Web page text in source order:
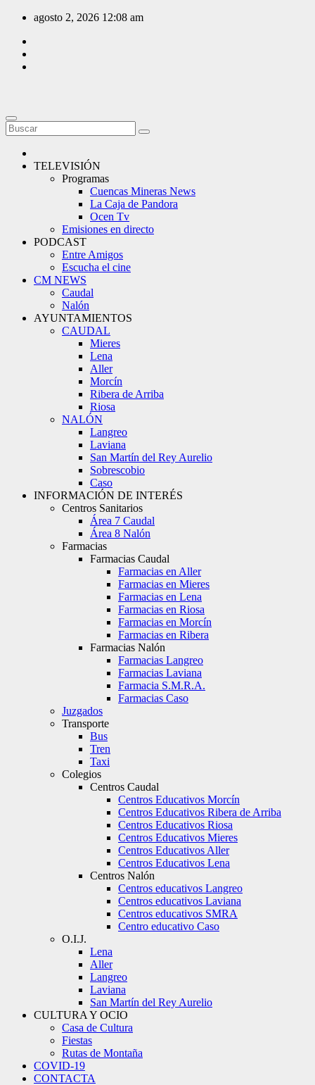
Saltar
contenido
agosto 2, 2026 12:08 am
TELEVISIÓN
Programas
Cuencas Mineras News
La Caja de Pandora
Ocen Tv
Emisiones en directo
PODCAST
Entre Amigos
Escucha el cine
CM NEWS
Caudal
Nalón
AYUNTAMIENTOS
CAUDAL
Mieres
Lena
Aller
Morcín
Ribera de Arriba
Riosa
NALÓN
Langreo
Laviana
San Martín del Rey Aurelio
Sobrescobio
Caso
INFORMACIÓN DE INTERÉS
Centros Sanitarios
Área 7 Caudal
Área 8 Nalón
Farmacias
Farmacias Caudal
Farmacias en Aller
Farmacias en Mieres
Farmacias en Lena
Farmacias en Riosa
Farmacias en Morcín
Farmacias en Ribera
Farmacias Nalón
Farmacias Langreo
Farmacias Laviana
Farmacia S.M.R.A.
Farmacias Caso
Juzgados
Transporte
Bus
Tren
Taxi
Colegios
Centros Caudal
Centros Educativos Morcín
Centros Educativos Ribera de Arriba
Centros Educativos Riosa
Centros Educativos Mieres
Centros Educativos Aller
Centros Educativos Lena
Centros Nalón
Centros educativos Langreo
Centros educativos Laviana
Centros educativos SMRA
Centro educativo Caso
O.I.J.
Lena
Aller
Langreo
Laviana
San Martín del Rey Aurelio
CULTURA Y OCIO
Casa de Cultura
Fiestas
Rutas de Montaña
COVID-19
CONTACTA